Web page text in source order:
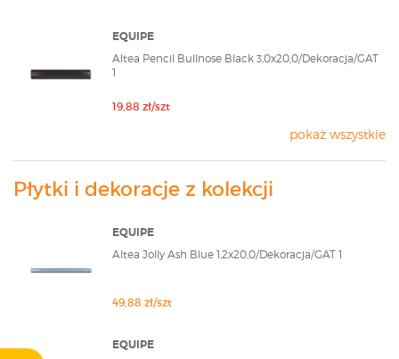
podkreślenia, ceramika ta została wykończona bardzo
ładnie, a jej błyszczące lico stanowi interesujący
akcent w nowoczesnych kompozycjach. Warto mieć
pomieszczeniach, wskazane jest zastosowanie
bardzo wiele w jaśniejszym otoczeniu. Drugą
możliwością jest połączenie jej z jaśniejszymi
kafelkami, by nieco rozjaśnić aranżację.
EQUIPE
Altea Pencil Bullnose Black 3,0x20,0/Dekoracja/GAT
1
19,88 zł/szt
pokaż wszystkie
Płytki i dekoracje z kolekcji
EQUIPE
Altea Jolly Ash Blue 1,2x20,0/Dekoracja/GAT 1
49,88 zł/szt
EQUIPE